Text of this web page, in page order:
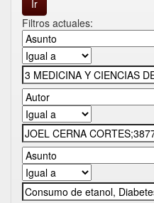
Filtros actuales: